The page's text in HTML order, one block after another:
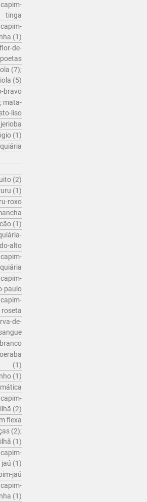
tinga
(1)
de-
poetas
(7);
(5)
bravo
mata-
liso
(1)
(2)
(1)
roxo
(1)
do-alto
paulo
roseta
de-
(1)
(1)
(2)
flexa
(2);
(1)
jaú (1)
jaú
(1)